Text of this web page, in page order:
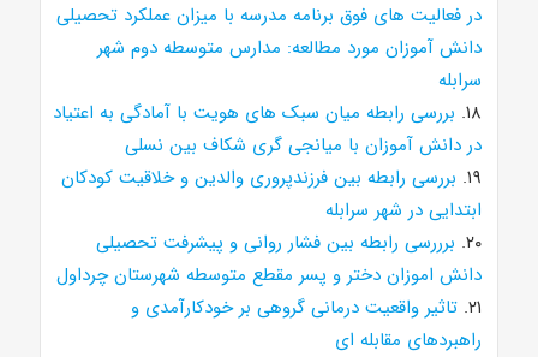
در فعالیت های فوق برنامه مدرسه با میزان عملکرد تحصیلی
دانش آموزان مورد مطالعه: مدارس متوسطه دوم شهر
سرابله
۱۸. بررسی رابطه میان سبک های هویت با آمادگی به اعتیاد
در دانش آموزان با میانجی گری شکاف بین نسلی
۱۹. بررسی رابطه بین فرزندپروری والدین و خلاقیت کودکان
ابتدایی در شهر سرابله
۲۰. برررسی رابطه بین فشار روانی و پیشرفت تحصیلی
دانش اموزان دختر و پسر مقطع متوسطه شهرستان چرداول
۲۱. تاثیر واقعیت درمانی گروهی بر خودکارآمدی و
راهبردهای مقابله ای